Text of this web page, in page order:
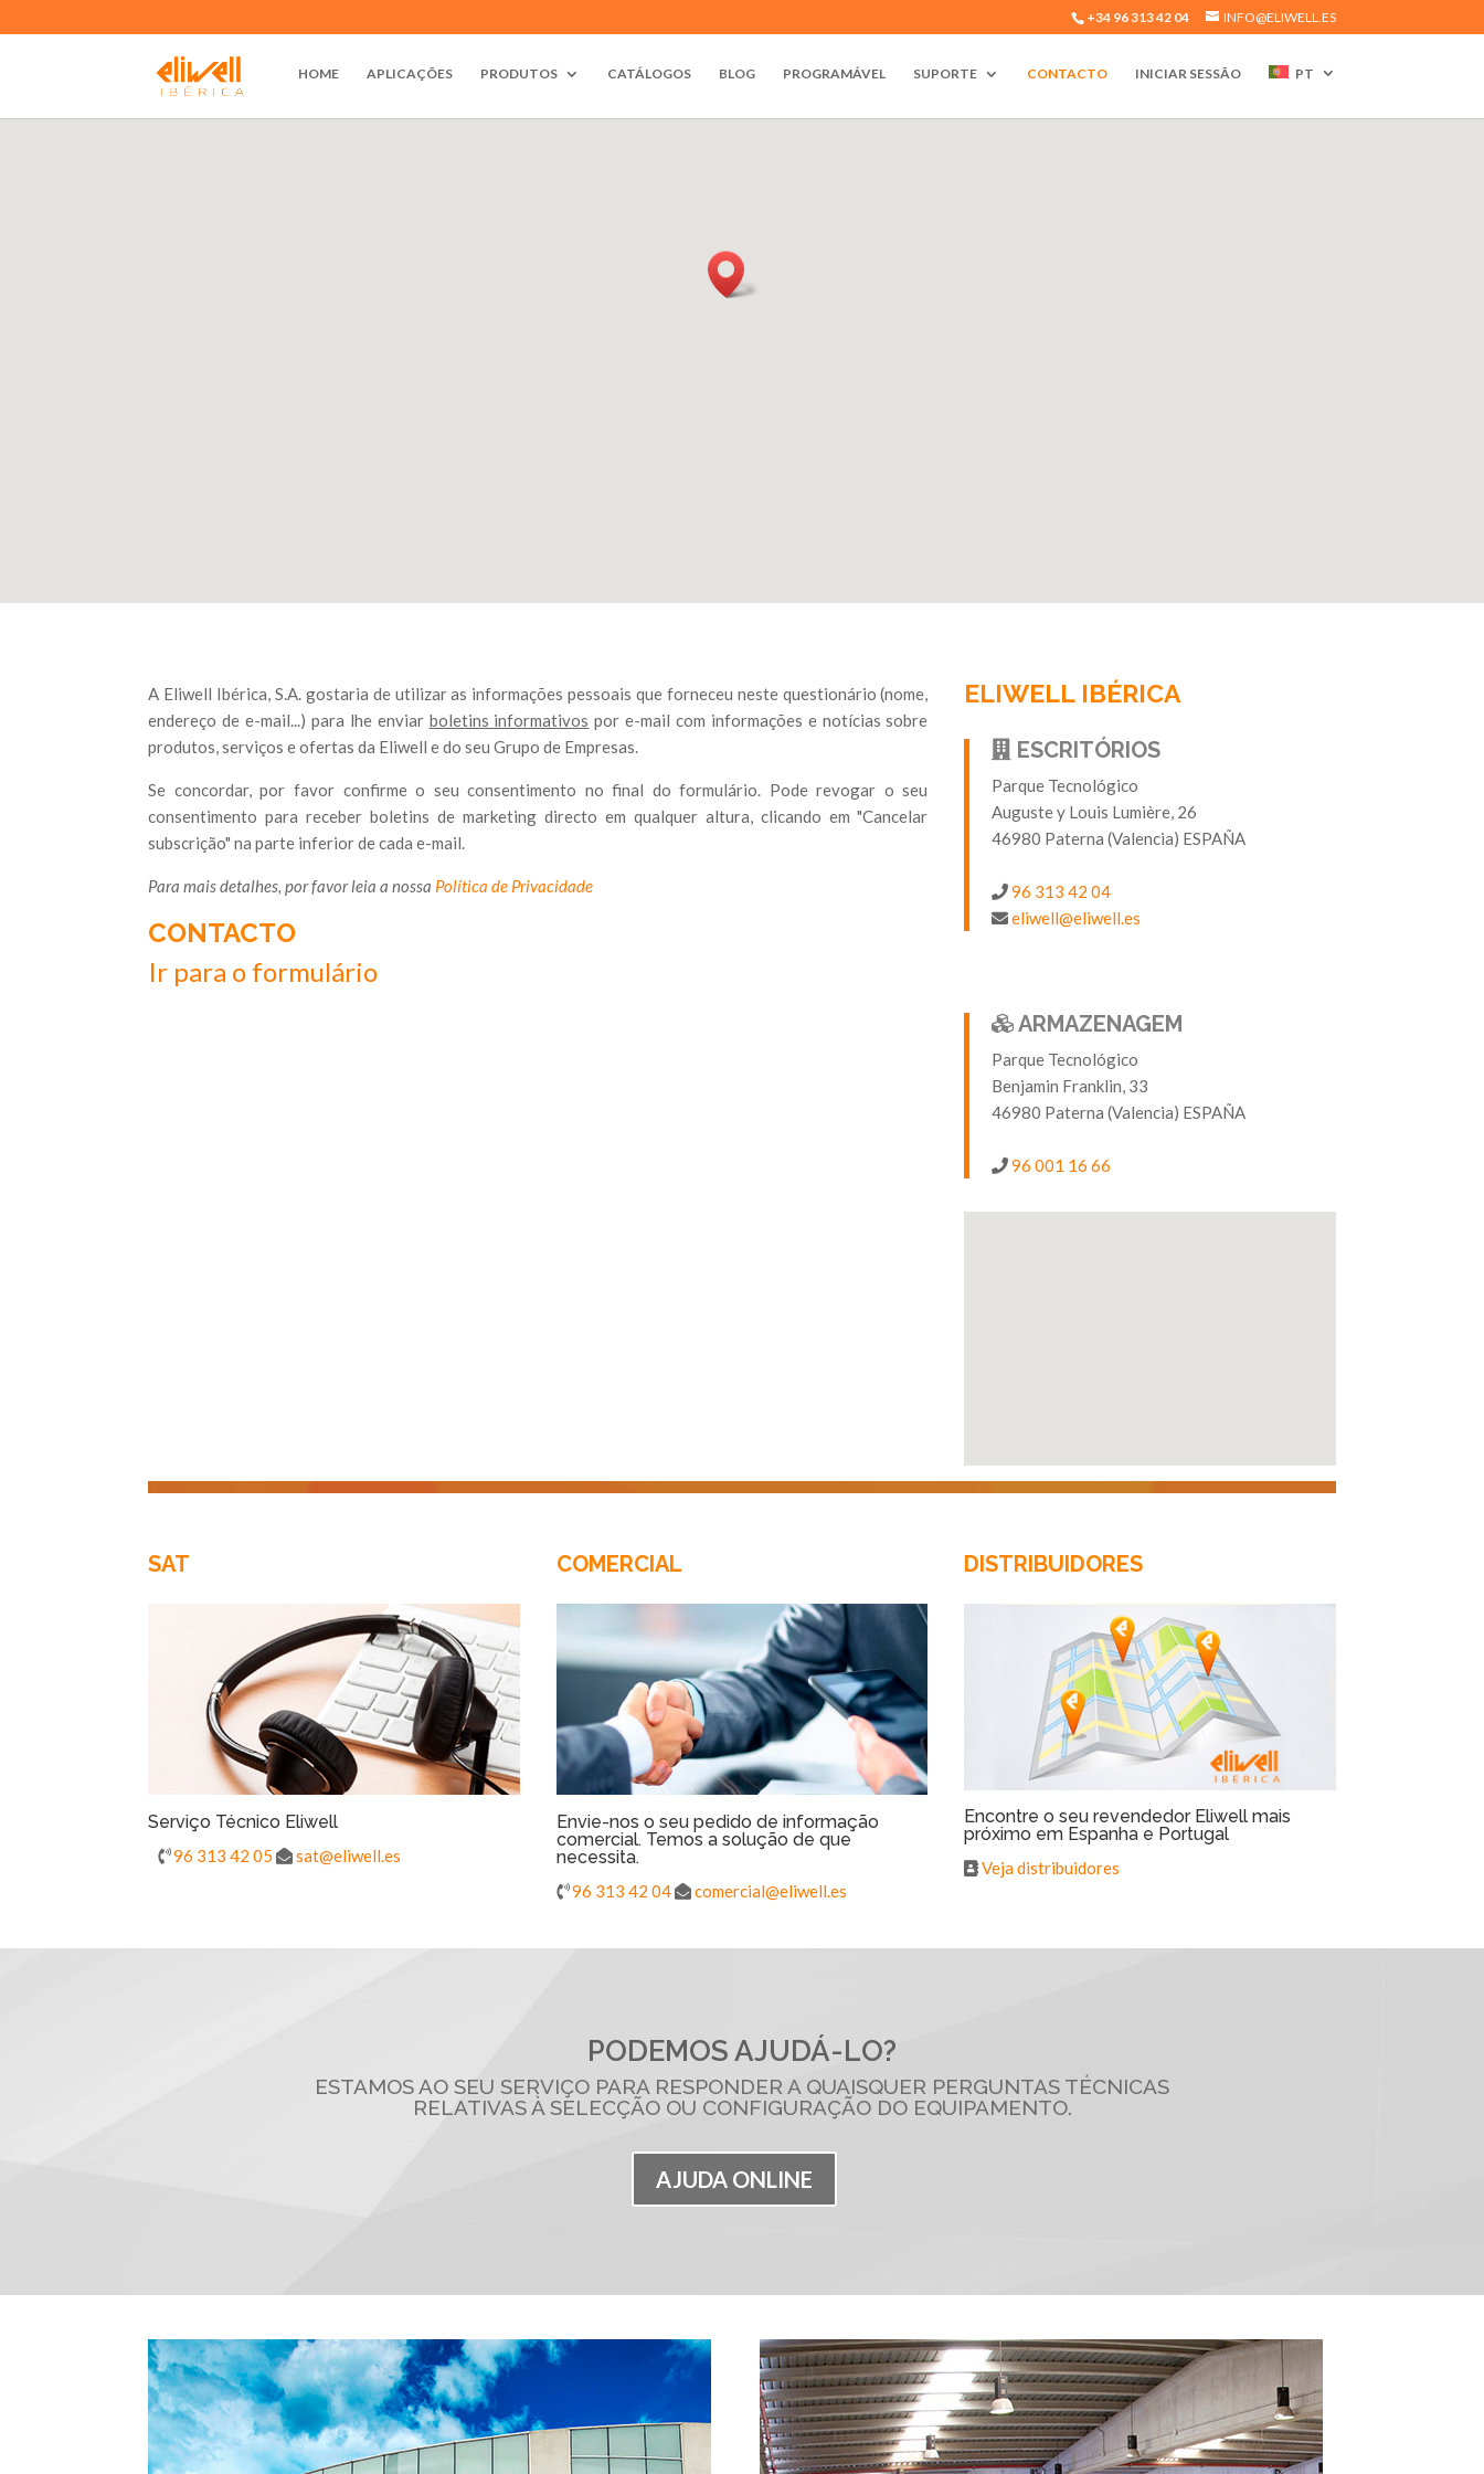
+34 96 313 42 04 INFO@ELIWELL.ES
HOME APLICAÇÕES PRODUTOS CATÁLOGOS BLOG PROGRAMÁVEL SUPORTE CONTACTO INICIAR SESSÃO PT
A Eliwell Ibérica, S.A. gostaria de utilizar as informações pessoais que forneceu neste questionário (nome,
endereço de e-mail...) para lhe enviar boletins informativos por e-mail com informações e notícias sobre
produtos, serviços e ofertas da Eliwell e do seu Grupo de Empresas.
Se concordar, por favor confirme o seu consentimento no final do formulário. Pode revogar o seu
consentimento para receber boletins de marketing directo em qualquer altura, clicando em "Cancelar
subscrição" na parte inferior de cada e-mail.
Para mais detalhes, por favor leia a nossa Política de Privacidade
CONTACTO
Ir para o formulário
ELIWELL IBÉRICA
ESCRITÓRIOS
Parque Tecnológico
Auguste y Louis Lumière, 26
46980 Paterna (Valencia) ESPAÑA
96 313 42 04
eliwell@eliwell.es
ARMAZENAGEM
Parque Tecnológico
Benjamin Franklin, 33
46980 Paterna (Valencia) ESPAÑA
96 001 16 66
SAT
Serviço Técnico Eliwell
96 313 42 05 sat@eliwell.es
COMERCIAL
Envie-nos o seu pedido de informação
comercial. Temos a solução de que
necessita.
96 313 42 04 comercial@eliwell.es
DISTRIBUIDORES
Encontre o seu revendedor Eliwell mais
próximo em Espanha e Portugal
Veja distribuidores
PODEMOS AJUDÁ-LO?
ESTAMOS AO SEU SERVIÇO PARA RESPONDER A QUAISQUER PERGUNTAS TÉCNICAS
RELATIVAS À SELECÇÃO OU CONFIGURAÇÃO DO EQUIPAMENTO.
AJUDA ONLINE